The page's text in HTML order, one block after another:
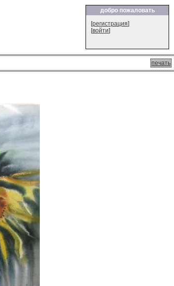
добро пожаловать
[регистрация]
[войти]
печать